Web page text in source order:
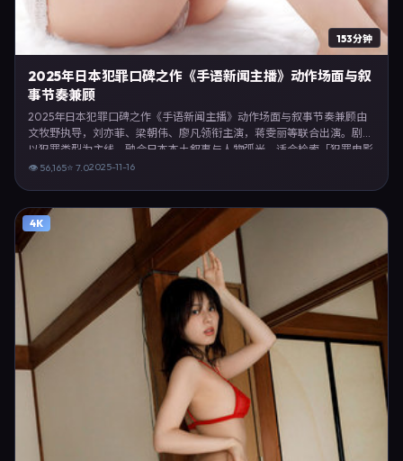
153分钟
2025年日本犯罪口碑之作《手语新闻主播》动作场面与叙
事节奏兼顾
2025年日本犯罪口碑之作《手语新闻主播》动作场面与叙事节奏兼顾由
文牧野执导，刘亦菲、梁朝伟、廖凡领衔主演，蒋雯丽等联合出演。剧情
以犯罪类型为主线，融合日本本土叙事与人物弧光，适合检索「犯罪电影
日本 文牧野 刘亦菲」等关键词的观众。2025年11月16日于日本主流院线
👁 56,165⭐ 7.02025-11-16
4K